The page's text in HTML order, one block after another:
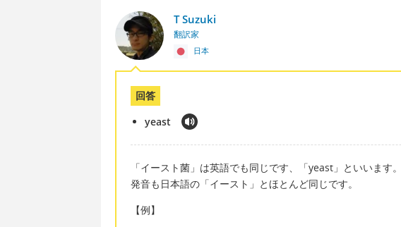
T Suzuki
翻訳家
日本
回答
yeast
「イースト菌」は英語でも同じです、「yeast」といいます。
発音も日本語の「イースト」とほとんど同じです。
【例】